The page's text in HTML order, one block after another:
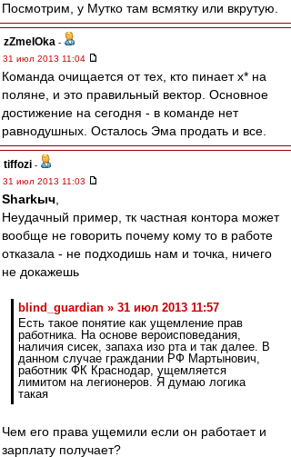
Посмотрим, у Мутко там всмятку или вкрутую.
zZmeIOka -
31 июл 2013 11:04
Команда очищается от тех, кто пинает х* на
поляне, и это правильный вектор. Основное
достижение на сегодня - в команде нет
равнодушных. Осталось Эма продать и все.
tiffozi -
31 июл 2013 11:03
Sharkыч
Неудачный пример, тк частная контора может
вообще не говорить почему кому то в работе
отказала - не подходишь нам и точка, ничего
не докажешь
blind_guardian » 31 июл 2013 11:57
Есть такое понятие как ущемление прав
работника. На основе вероисповедания,
наличия сисек, запаха изо рта и так далее. В
данном случае граждании РФ Мартынович,
работник ФК Краснодар, ущемляется
лимитом на легионеров. Я думаю логика
такая
Чем его права ущемили если он работает и
зарплату получает?